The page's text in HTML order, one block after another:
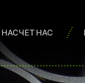
НАСЧЕТ НАС